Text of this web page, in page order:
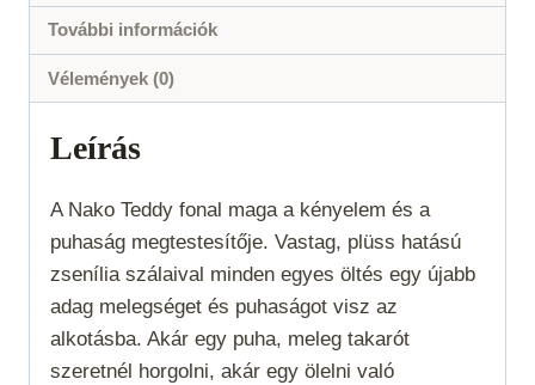
mennyiség
További információk
Vélemények (0)
Leírás
A Nako Teddy fonal maga a kényelem és a
puhaság megtestesítője. Vastag, plüss hatású
zsenília szálaival minden egyes öltés egy újabb
adag melegséget és puhaságot visz az
alkotásba. Akár egy puha, meleg takarót
szeretnél horgolni, akár egy ölelni való